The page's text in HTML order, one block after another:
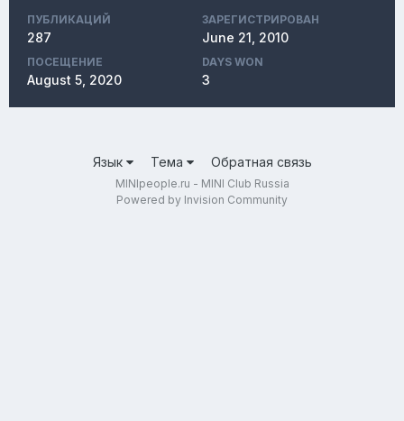
ПУБЛИКАЦИЙ
287
ЗАРЕГИСТРИРОВАН
June 21, 2010
ПОСЕЩЕНИЕ
August 5, 2020
DAYS WON
3
Язык Тема Обратная связь
MINIpeople.ru - MINI Club Russia
Powered by Invision Community